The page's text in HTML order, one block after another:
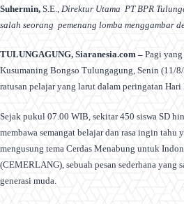
Suhermin, S.E., Direktur Utama PT BPR
salah seorang pemenang lomba menggambar
TULUNGAGUNG, Siaranesia.com – Pagi
Kusumaning Bongso Tulungagung, Senin (11/
ratusan pelajar yang larut dalam peringatan
Sejak pukul 07.00 WIB, sekitar 450 siswa SD
membawa semangat belajar dan rasa ingin tahu
mengusung tema Cerdas Menabung untuk
(CEMERLANG), sebuah pesan sederhana yang
generasi muda.